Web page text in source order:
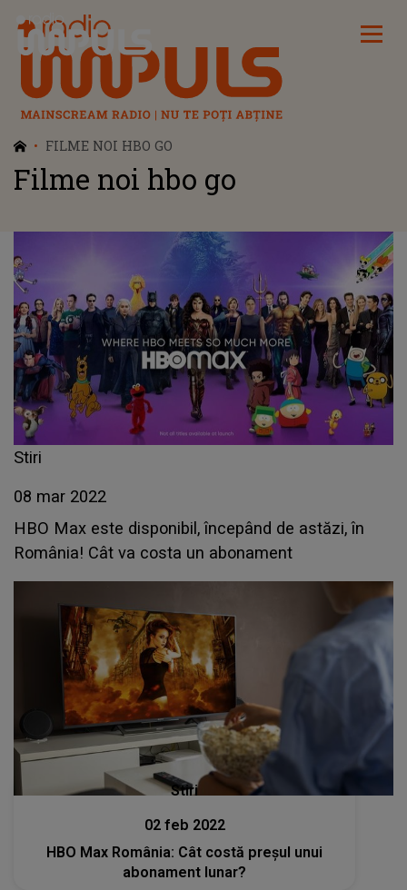
Radio Impuls
FILME NOI HBO GO
Filme noi hbo go
Stiri
08 mar 2022
HBO Max este disponibil, începând de astăzi, în
România! Cât va costa un abonament
Stiri
02 feb 2022
HBO Max România: Cât costă preşul unui
abonament lunar?